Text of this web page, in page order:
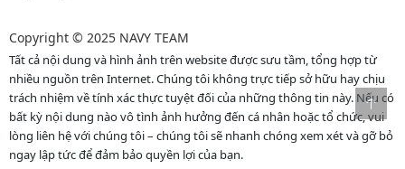
Copyright © 2025 NAVY TEAM
Tất cả nội dung và hình ảnh trên website được sưu tầm, tổng hợp từ
nhiều nguồn trên Internet. Chúng tôi không trực tiếp sở hữu hay chịu
trách nhiệm về tính xác thực tuyệt đối của những thông tin này. Nếu có
bất kỳ nội dung nào vô tình ảnh hưởng đến cá nhân hoặc tổ chức, vui
lòng liên hệ với chúng tôi – chúng tôi sẽ nhanh chóng xem xét và gỡ bỏ
ngay lập tức để đảm bảo quyền lợi của bạn.